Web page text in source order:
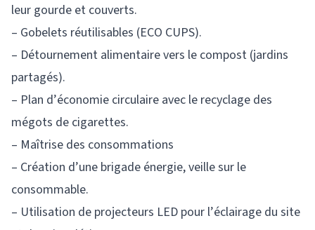
leur gourde et couverts.
– Gobelets réutilisables (ECO CUPS).
– Détournement alimentaire vers le compost (jardins
partagés).
– Plan d’économie circulaire avec le recyclage des
mégots de cigarettes.
– Maîtrise des consommations
– Création d’une brigade énergie, veille sur le
consommable.
– Utilisation de projecteurs LED pour l’éclairage du site